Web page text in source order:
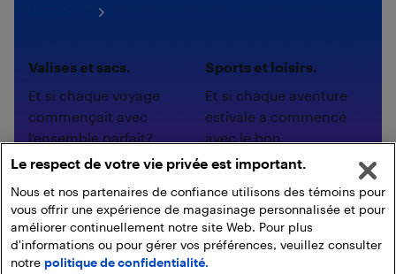
Valises et sacs.
Et si chaque voyage
commençait avec
l'ensemble parfait?
Magasinez
Sports et loisirs.
Et si chaque aventure
estivale a commencé
avec le bon
équipement?
Magasinez
Le respect de votre vie privée est important.
Nous et nos partenaires de confiance utilisons des témoins pour
vous offrir une expérience de magasinage personnalisée et pour
améliorer continuellement notre site Web. Pour plus
d'informations ou pour gérer vos préférences, veuillez consulter
notre politique de confidentialité.